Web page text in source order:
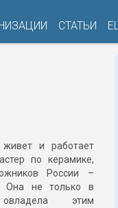
СТАТЬИ
и работает
по керамике,
России –
Она не только в
овладела этим